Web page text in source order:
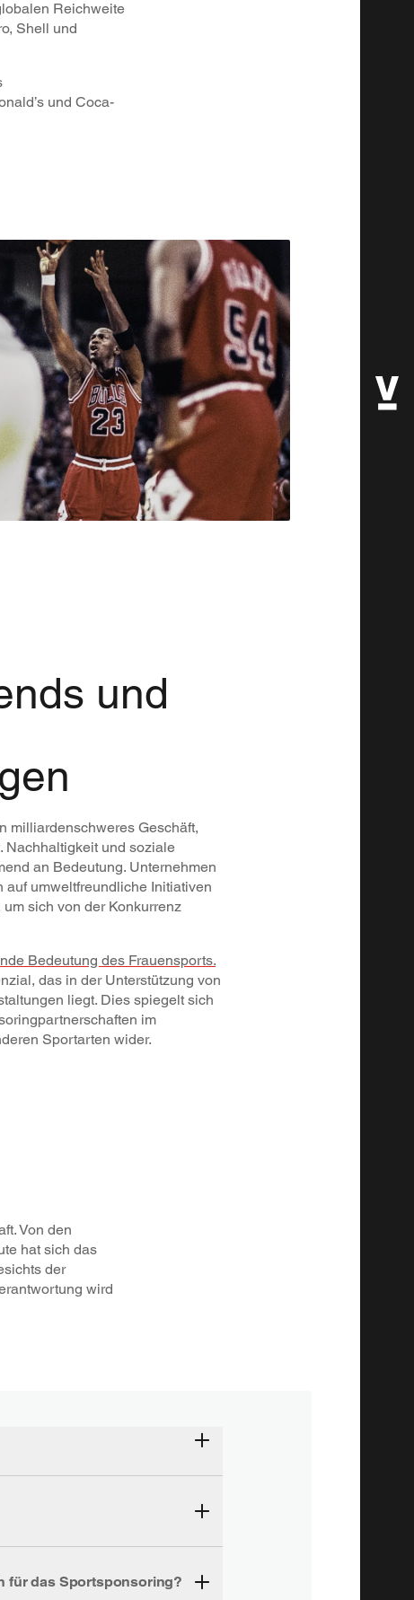
Reichweite
Shell und
und Coca-
und
milliardenschweres Geschäft,
Nachhaltigkeit und soziale
an Bedeutung. Unternehmen
umweltfreundliche Initiativen
sich von der Konkurrenz
Bedeutung des Frauensports.
das in der Unterstützung von
liegt. Dies spiegelt sich
im
Sportarten wider.
Von den
hat sich das
der
wird
für das Sportsponsoring?